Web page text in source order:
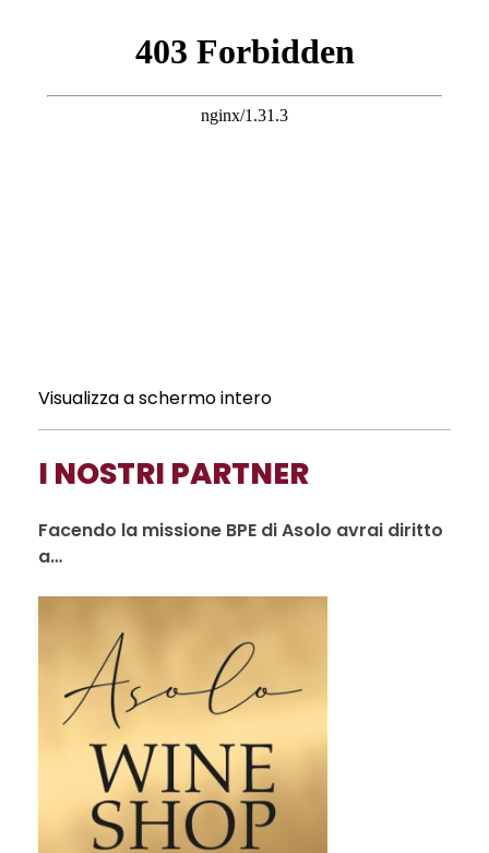
Visualizza a schermo intero
I NOSTRI PARTNER
Facendo la missione BPE di Asolo avrai diritto
a…